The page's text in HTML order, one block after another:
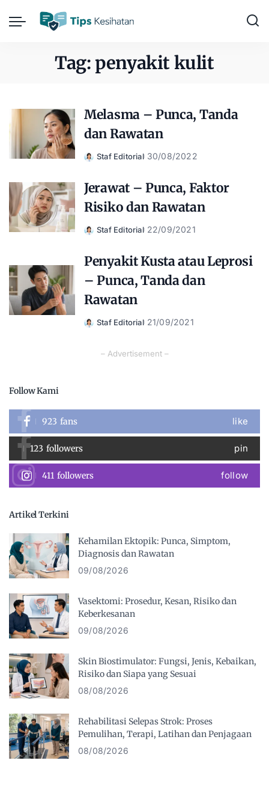
Tag: penyakit kulit
Melasma – Punca, Tanda
dan Rawatan
Posted
Staf Editorial 30/08/2022
Jerawat – Punca, Faktor
Risiko dan Rawatan
Posted
Staf Editorial 22/09/2021
Penyakit Kusta atau Leprosi
– Punca, Tanda dan
Rawatan
Posted
Staf Editorial 21/09/2021
– Advertisement –
Follow Kami
923 fans like
123 followers pin
411 followers follow
Artikel Terkini
Kehamilan Ektopik: Punca, Simptom,
Diagnosis dan Rawatan
09/08/2026
Vasektomi: Prosedur, Kesan, Risiko dan
Keberkesanan
09/08/2026
Skin Biostimulator: Fungsi, Jenis, Kebaikan,
Risiko dan Siapa yang Sesuai
08/08/2026
Rehabilitasi Selepas Strok: Proses
Pemulihan, Terapi, Latihan dan Penjagaan
08/08/2026